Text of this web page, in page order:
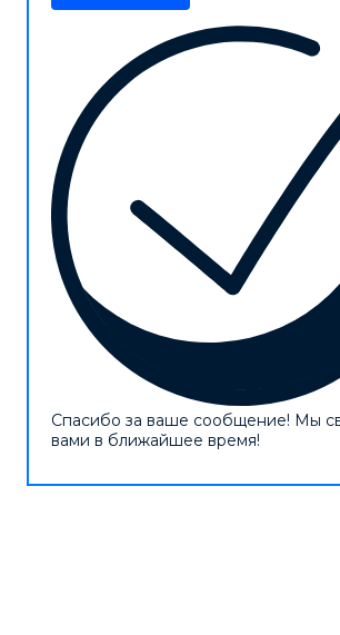
Спасибо за ваше сообщение! Мы
вами в ближайшее время!